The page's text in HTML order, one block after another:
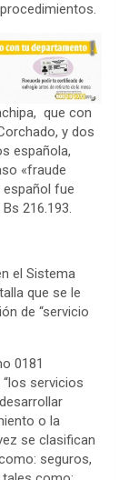
que con
y dos
española,
«fraude
fue
216.193.
el Sistema
que se le
de “servicio
0181
servicios
o la
se clasifican
seguros,